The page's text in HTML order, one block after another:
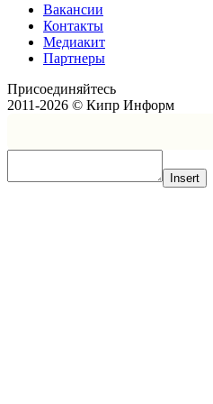
Вакансии
Контакты
Медиакит
Партнеры
Присоединяйтесь
2011-2026 © Кипр Информ
Insert